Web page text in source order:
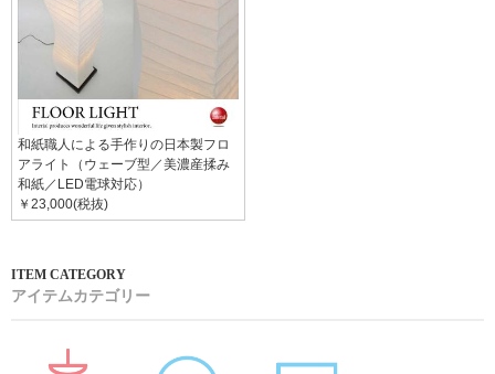
和紙職人による手作りの日本製フロ
アライト（ウェーブ型／美濃産揉み
和紙／LED電球対応）
￥23,000(税抜)
アイテムカテゴリー